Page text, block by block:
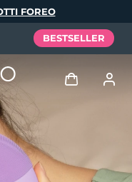
FOREO
BESTSELLER
Profilo utente